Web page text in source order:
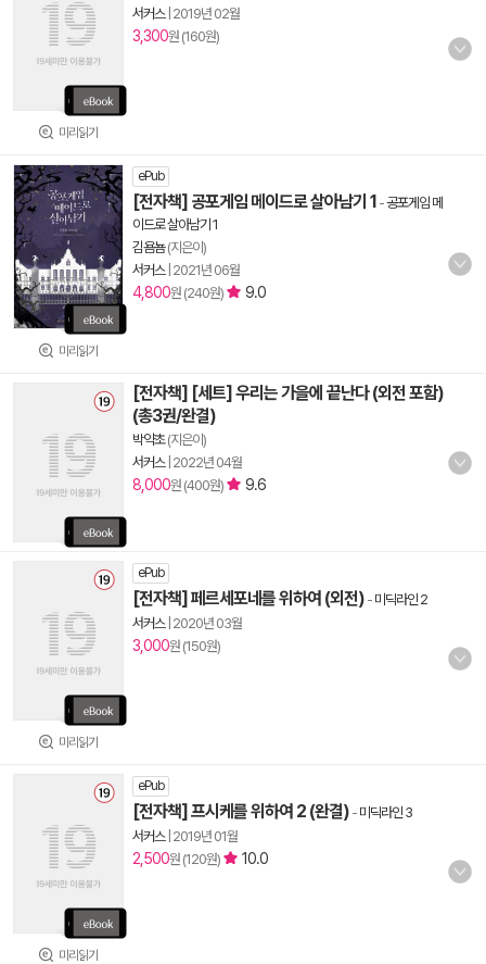
미리읽기
서커스| 2019년 02월
3,300원 (160원)
미리읽기
ePub
[전자책] 공포게임 메이드로 살아남기 1 -공포게임 메
이드로 살아남기 1
김욤뇸(지은이)
서커스| 2021년 06월
4,800원 (240원) 9.0
[전자책] [세트] 우리는 가을에 끝난다 (외전 포함)
(총3권/완결)
박약초(지은이)
서커스| 2022년 04월
8,000원 (400원) 9.6
미리읽기
ePub
[전자책] 페르세포네를 위하여 (외전) - 미딕라인 2
서커스| 2020년 03월
3,000원 (150원)
미리읽기
ePub
[전자책] 프시케를 위하여 2 (완결) - 미딕라인 3
서커스| 2019년 01월
2,500원 (120원) 10.0